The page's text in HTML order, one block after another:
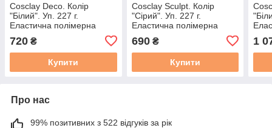
Cosclay Deco. Колір
"Білий". Уп. 227 г.
Еластична полімерна
скульптури, мініатюр,
ляльок.
720 ₴
Купити
Cosclay Sculpt. Колір
"Сірий". Уп. 227 г.
Еластична полімерна
скульптури, мініатюр,
ляльок.
690₴
Купити
1
Про нас
99% позитивних з 522 відгуків за рік